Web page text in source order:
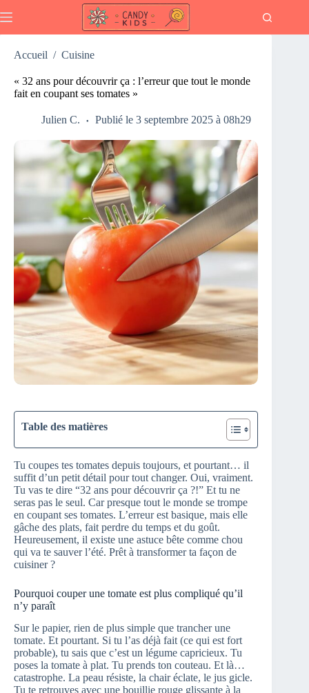
au
Accueil / Cuisine
« 32 ans pour découvrir ça : l’erreur que tout le monde
fait en coupant ses tomates »
Julien C. Publié le 3 septembre 2025 à 08h29
Table des matières
Tu coupes tes tomates depuis toujours, et pourtant… il
suffit d’un petit détail pour tout changer. Oui, vraiment.
Tu vas te dire “32 ans pour découvrir ça ?!” Et tu ne
seras pas le seul. Car presque tout le monde se trompe
en coupant ses tomates. L’erreur est basique, mais elle
gâche des plats, fait perdre du temps et du goût.
Heureusement, il existe une astuce bête comme chou
qui va te sauver l’été. Prêt à transformer ta façon de
cuisiner ?
Pourquoi couper une tomate est plus compliqué qu’il
n’y paraît
Sur le papier, rien de plus simple que trancher une
tomate. Et pourtant. Si tu l’as déjà fait (ce qui est fort
probable), tu sais que c’est un légume capricieux. Tu
poses la tomate à plat. Tu prends ton couteau. Et là…
catastrophe. La peau résiste, la chair éclate, le jus gicle.
Tu te retrouves avec une bouillie rouge glissante à la